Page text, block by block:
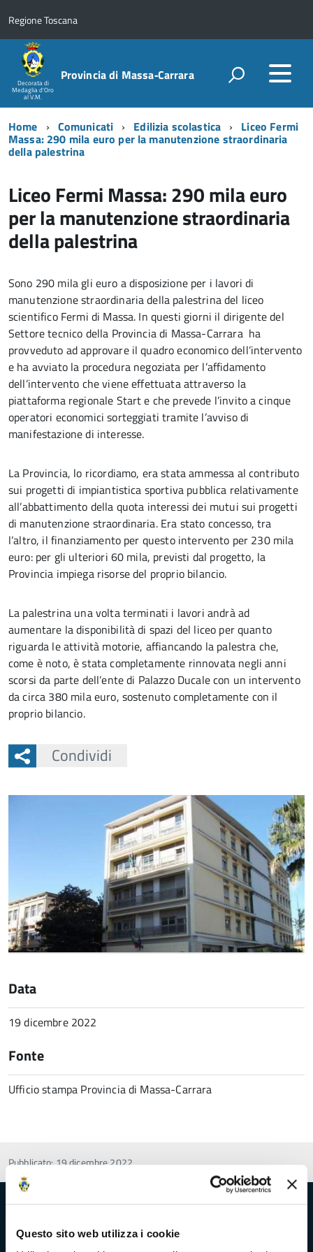
Questo sito web utilizza i cookie
Regione Toscana
Decorata di
Medaglia d'Oro
al V.M.
Provincia di Massa‑Carrara
Home Comunicati Edilizia scolastica Liceo Fermi
Massa: 290 mila euro per la manutenzione straordinaria
della palestrina
Liceo Fermi Massa: 290 mila euro
per la manutenzione straordinaria
della palestrina
Sono 290 mila gli euro a disposizione per i lavori di
manutenzione straordinaria della palestrina del liceo
scientifico Fermi di Massa. In questi giorni il dirigente del
Settore tecnico della Provincia di Massa-Carrara ha
provveduto ad approvare il quadro economico dell’intervento
e ha avviato la procedura negoziata per l’affidamento
dell’intervento che viene effettuata attraverso la
piattaforma regionale Start e che prevede l’invito a cinque
operatori economici sorteggiati tramite l’avviso di
manifestazione di interesse.
La Provincia, lo ricordiamo, era stata ammessa al contributo
sui progetti di impiantistica sportiva pubblica relativamente
all’abbattimento della quota interessi dei mutui sui progetti
di manutenzione straordinaria. Era stato concesso, tra
l’altro, il finanziamento per questo intervento per 230 mila
euro: per gli ulteriori 60 mila, previsti dal progetto, la
Provincia impiega risorse del proprio bilancio.
La palestrina una volta terminati i lavori andrà ad
aumentare la disponibilità di spazi del liceo per quanto
riguarda le attività motorie, affiancando la palestra che,
come è noto, è stata completamente rinnovata negli anni
scorsi da parte dell’ente di Palazzo Ducale con un intervento
da circa 380 mila euro, sostenuto completamente con il
proprio bilancio.
Condividi
Data
19 dicembre 2022
Fonte
Ufficio stampa Provincia di Massa-Carrara
Pubblicato: 19 dicembre 2022